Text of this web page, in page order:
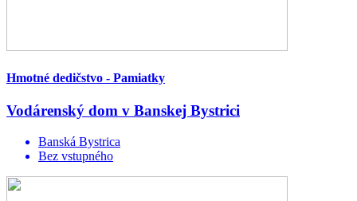
Hmotné dedičstvo - Pamiatky
Vodárenský dom v Banskej Bystrici
Banská Bystrica
Bez vstupného